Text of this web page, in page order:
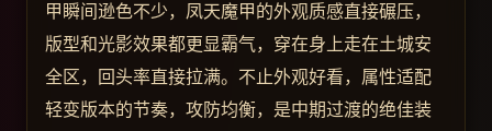
甲瞬间逊色不少，凤天魔甲的外观质感直接碾压，
版型和光影效果都更显霸气，穿在身上走在土城安
全区，回头率直接拉满。不止外观好看，属性适配
轻变版本的节奏，攻防均衡，是中期过渡的绝佳装